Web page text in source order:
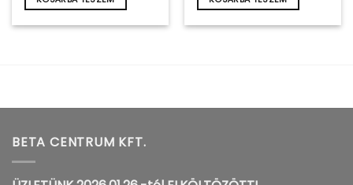
BETA CENTRUM KFT.